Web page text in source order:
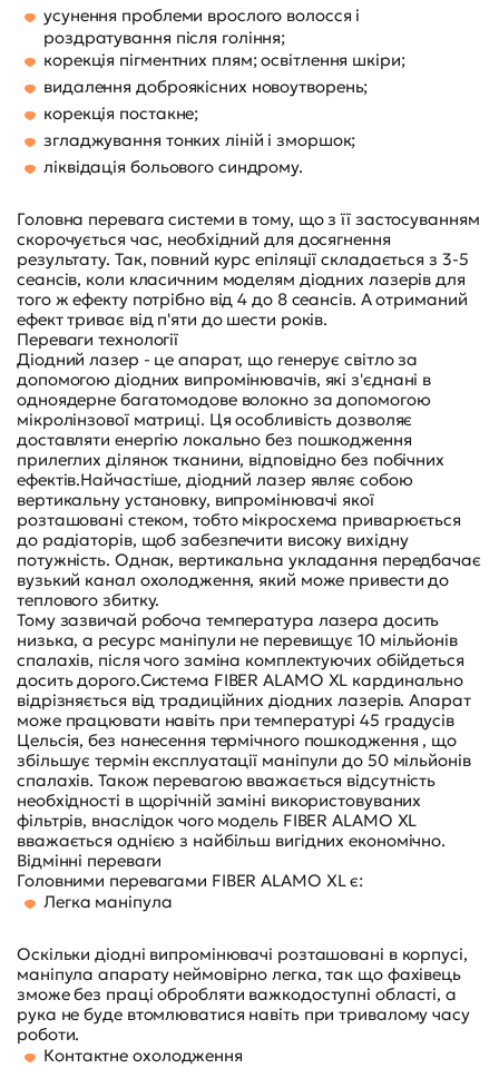
усунення проблеми врослого волосся і
роздратування після гоління;
корекція пігментних плям; освітлення шкіри;
видалення доброякісних новоутворень;
корекція постакне;
згладжування тонких ліній і зморшок;
ліквідація больового синдрому.
Головна перевага системи в тому, що з її застосуванням
скорочується час, необхідний для досягнення
результату. Так, повний курс епіляції складається з 3-5
сеансів, коли класичним моделям діодних лазерів для
того ж ефекту потрібно від 4 до 8 сеансів. А отриманий
ефект триває від п'яти до шести років.
Переваги технології
Діодний лазер - це апарат, що генерує світло за
допомогою діодних випромінювачів, які з'єднані в
одноядерне багатомодове волокно за допомогою
мікролінзової матриці. Ця особливість дозволяє
доставляти енергію локально без пошкодження
прилеглих ділянок тканини, відповідно без побічних
ефектів.Найчастіше, діодний лазер являє собою
вертикальну установку, випромінювачі якої
розташовані стеком, тобто мікросхема приварюється
до радіаторів, щоб забезпечити високу вихідну
потужність. Однак, вертикальна укладання передбачає
вузький канал охолодження, який може привести до
теплового збитку.
Тому зазвичай робоча температура лазера досить
низька, а ресурс маніпули не перевищує 10 мільйонів
спалахів, після чого заміна комплектуючих обійдеться
досить дорого.Система FIBER ALAMO XL кардинально
відрізняється від традиційних діодних лазерів. Апарат
може працювати навіть при температурі 45 градусів
Цельсія, без нанесення термічного пошкодження , що
збільшує термін експлуатації маніпули до 50 мільйонів
спалахів. Також перевагою вважається відсутність
необхідності в щорічній заміні використовуваних
фільтрів, внаслідок чого модель FIBER ALAMO XL
вважається однією з найбільш вигідних економічно.
Відмінні переваги
Головними перевагами FIBER ALAMO XL є:
Легка маніпула
Оскільки діодні випромінювачі розташовані в корпусі,
маніпула апарату неймовірно легка, так що фахівець
зможе без праці обробляти важкодоступні області, а
рука не буде втомлюватися навіть при тривалому часу
роботи.
Контактне охолодження